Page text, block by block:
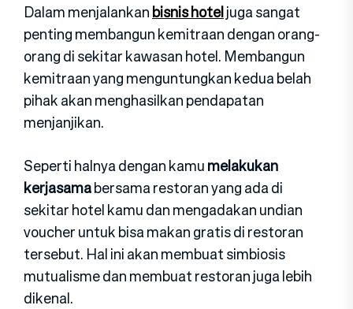
Dalam menjalankanbisnis hoteljuga sangat
penting membangun kemitraan dengan orang-
orang di sekitar kawasan hotel. Membangun
kemitraan yang menguntungkan kedua belah
pihak akan menghasilkan pendapatan
menjanjikan.
Seperti halnya dengan kamumelakukan
kerjasamabersama restoran yang ada di
sekitar hotel kamu dan mengadakan undian
voucher untuk bisa makan gratis di restoran
tersebut. Hal ini akan membuat simbiosis
mutualisme dan membuat restoran juga lebih
dikenal.